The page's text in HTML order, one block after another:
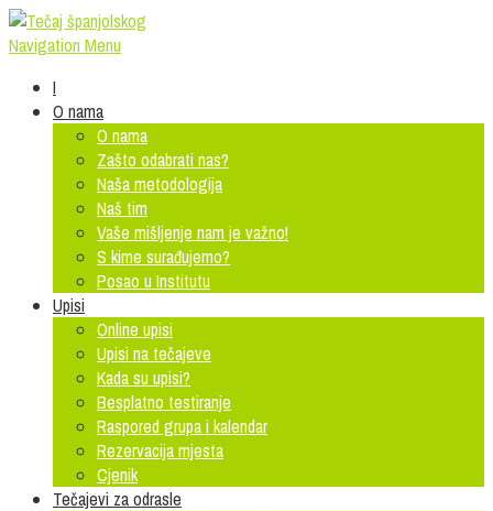
Navigation Menu
I
O nama
O nama
Zašto odabrati nas?
Naša metodologija
Naš tim
Vaše mišljenje nam je važno!
S kime surađujemo?
Posao u Institutu
Upisi
Online upisi
Upisi na tečajeve
Kada su upisi?
Besplatno testiranje
Raspored grupa i kalendar
Rezervacija mjesta
Cjenik
Tečajevi za odrasle